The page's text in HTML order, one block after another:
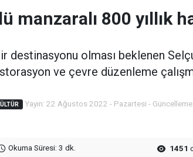
manzaralı 800 yıllık
olması beklenen
ve çevre düzenleme
Yayın: 22 Ağustos 2022 - Pazartesi -
Okuma Süresi: 3 dk. 1451